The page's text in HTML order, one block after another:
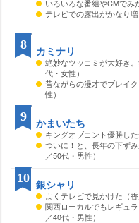
いろいろな番組やCMでみ
テレビでの露出がかなり
カミナリ
絶妙なツッコミが大好き
代・女性）
昔ながらの漫才でブレイ
性）
8
かまいたち
キングオブコント優勝し
ついに！と、長年の下ず
／50代・男性）
9
銀シャリ
よくテレビで見かけた（香
関西ローカルでもレギュ
／40代・男性）
10